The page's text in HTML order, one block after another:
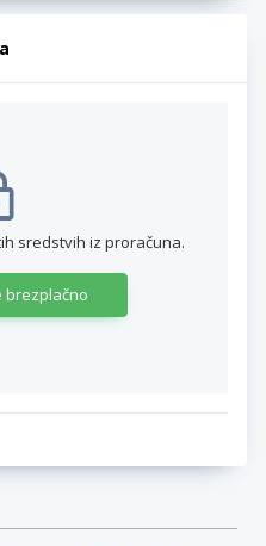
sredstvih iz proračuna.
brezplačno